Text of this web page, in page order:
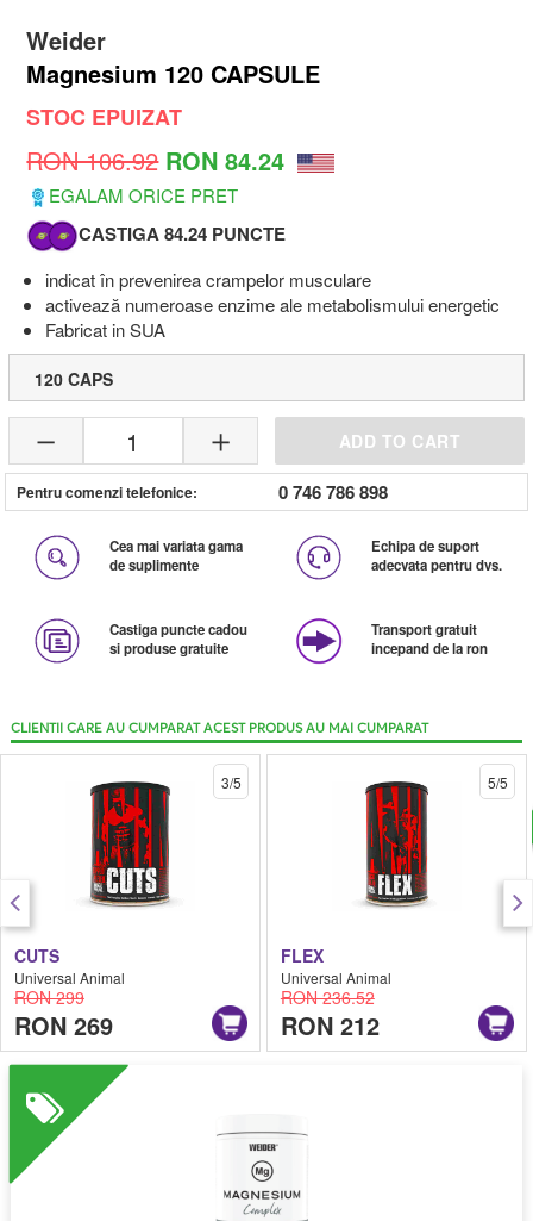
Weider
Magnesium 120 CAPSULE
STOC EPUIZAT
RON 106.92 RON 84.24
EGALAM ORICE PRET
CASTIGA 84.24 PUNCTE
indicat în prevenirea crampelor musculare
activează numeroase enzime ale metabolismului energetic
Fabricat in SUA
120 CAPS
1 ADD TO CART
Pentru comenzi telefonice: 0 746 786 898
Cea mai variata gama
de suplimente
Echipa de suport
adecvata pentru dvs.
Castiga puncte cadou
si produse gratuite
Transport gratuit
incepand de la ron
CLIENTII CARE AU CUMPARAT ACEST PRODUS AU MAI CUMPARAT
CUTS
Universal Animal
RON 299
RON 269
3/5
FLEX
Universal Animal
RON 236.52
RON 212
5/5